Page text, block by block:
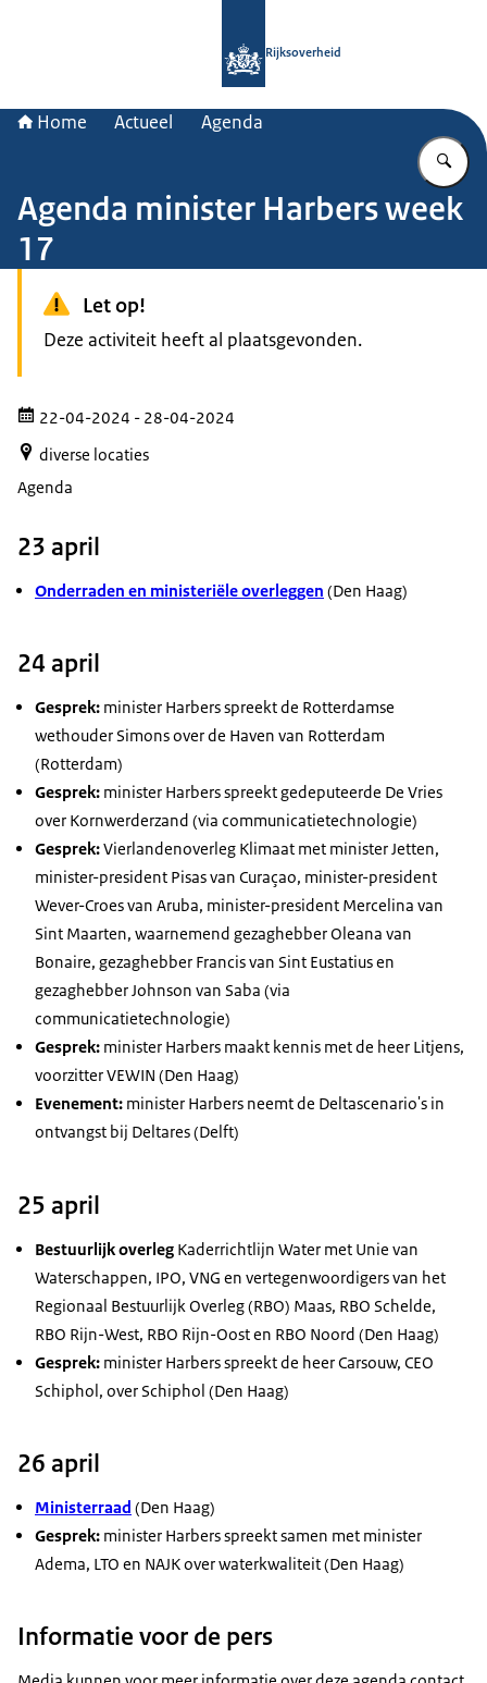
Rijksoverheid
Home Actueel Agenda
Agenda minister Harbers week
17
Let op!
Deze activiteit heeft al plaatsgevonden.
22-04-2024 - 28-04-2024
diverse locaties
Agenda
23 april
Onderraden en ministeriële overleggen (Den Haag)
24 april
Gesprek: minister Harbers spreekt de Rotterdamse
wethouder Simons over de Haven van Rotterdam
(Rotterdam)
Gesprek: minister Harbers spreekt gedeputeerde De Vries
over Kornwerderzand (via communicatietechnologie)
Gesprek:Vierlandenoverleg Klimaat met minister Jetten,
minister-president Pisas van Curaçao, minister-president
Wever-Croes van Aruba, minister-president Mercelina van
Sint Maarten, waarnemend gezaghebber Oleana van
Bonaire, gezaghebber Francis van Sint Eustatius en
gezaghebber Johnson van Saba (via
communicatietechnologie)
Gesprek: minister Harbers maakt kennis met de heer Litjens,
voorzitter VEWIN (Den Haag)
Evenement: minister Harbers neemt de Deltascenario's in
ontvangst bij Deltares (Delft)
25 april
Bestuurlijk overleg Kaderrichtlijn Water met Unie van
Waterschappen, IPO, VNG en vertegenwoordigers van het
Regionaal Bestuurlijk Overleg (RBO) Maas, RBO Schelde,
RBO Rijn-West, RBO Rijn-Oost en RBO Noord (Den Haag)
Gesprek: minister Harbers spreekt de heer Carsouw, CEO
Schiphol, over Schiphol (Den Haag)
26 april
Ministerraad (Den Haag)
Gesprek: minister Harbers spreekt samen met minister
Adema, LTO en NAJK over waterkwaliteit (Den Haag)
Informatie voor de pers